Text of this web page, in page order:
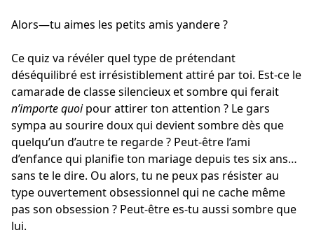
Alors—tu aimes les petits amis yandere ?
Ce quiz va révéler quel type de prétendant
déséquilibré est irrésistiblement attiré par toi. Est-ce le
camarade de classe silencieux et sombre qui ferait
n’importe quoipour attirer ton attention ? Le gars
sympa au sourire doux qui devient sombre dès que
quelqu’un d’autre te regarde ? Peut-être l’ami
d’enfance qui planifie ton mariage depuis tes six ans…
sans te le dire. Ou alors, tu ne peux pas résister au
type ouvertement obsessionnel qui ne cache même
pas son obsession ? Peut-être es-tu aussi sombre que
lui.